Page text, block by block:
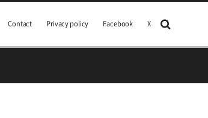
Contact Privacy policy Facebook X